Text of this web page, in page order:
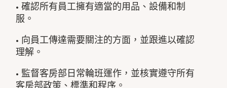
• 確認所有員工擁有適當的用品、設備和制
服。
• 向員工傳達需要關注的方面，並跟進以確認
理解。
• 監督客房部日常輪班運作，並核實遵守所有
客房部政策、標準和程序。